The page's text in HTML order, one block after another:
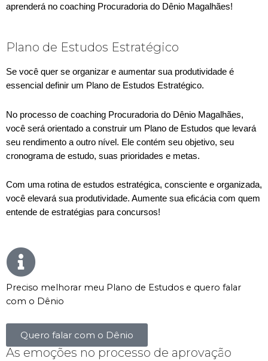
aprenderá no coaching Procuradoria do Dênio Magalhães!
Plano de Estudos Estratégico
Se você quer se organizar e aumentar sua produtividade é
essencial definir um Plano de Estudos Estratégico.
No processo de coaching Procuradoria do Dênio Magalhães,
você será orientado a construir um Plano de Estudos que levará
seu rendimento a outro nível. Ele contém seu objetivo, seu
cronograma de estudo, suas prioridades e metas.
Com uma rotina de estudos estratégica, consciente e organizada,
você elevará sua produtividade. Aumente sua eficácia com quem
entende de estratégias para concursos!
Preciso melhorar meu Plano de Estudos e quero falar
com o Dênio
Quero falar com o Dênio
As emoções no processo de aprovação